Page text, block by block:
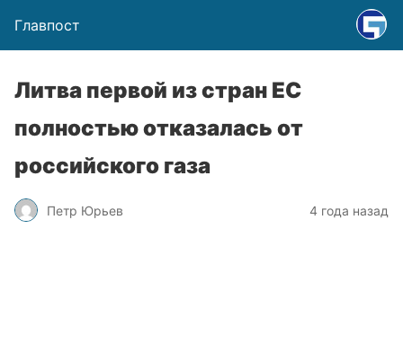
Главпост
Литва первой из стран ЕС
полностью отказалась от
российского газа
Петр Юрьев 4 года назад